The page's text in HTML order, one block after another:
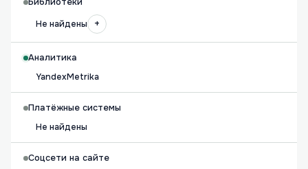
Не найдены
+
Аналитика
YandexMetrika
Платёжные системы
Не найдены
Соцсети на сайте